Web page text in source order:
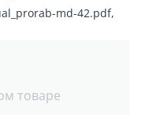
md-42.pdf,
товаре